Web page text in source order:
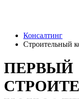
Консалтинг
Строительный
ПЕРВЫЙ